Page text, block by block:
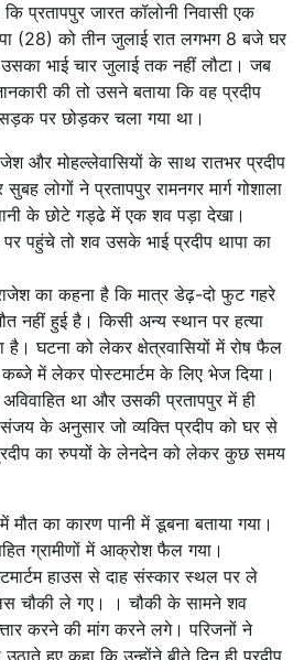
प्रतापपुर जारत कॉलोनी निवासी एक
(28) को तीन जुलाई रात लगभग 8 बजे घर
भाई चार जुलाई तक नहीं लौटा। जब
की तो उसने बताया कि वह प्रदीप
पर छोड़कर चला गया था।
और मोहल्लेवासियों के साथ रातभर प्रदीप
लोगों ने प्रतापपुर रामनगर मार्ग गोशाला
के छोटे गड्ढे में एक शव पड़ा देखा।
पहुंचे तो शव उसके भाई प्रदीप थापा का
का कहना है कि मात्र डेढ़-दो फुट गहरे
नहीं हुई है। किसी अन्य स्थान पर हत्या
घटना को लेकर क्षेत्रवासियों में रोष फैल
में लेकर पोस्टमार्टम के लिए भेज दिया।
था और उसकी प्रतापपुर में ही
के अनुसार जो व्यक्ति प्रदीप को घर से
का रुपयों के लेनदेन को लेकर कुछ समय
में मौत का कारण पानी में डूबना बताया गया।
ग्रामीणों में आक्रोश फैल गया।
हाउस से दाह संस्कार स्थल पर ले
चौकी ले गए। । चौकी के सामने शव
करने की मांग करने लगे। परिजनों ने